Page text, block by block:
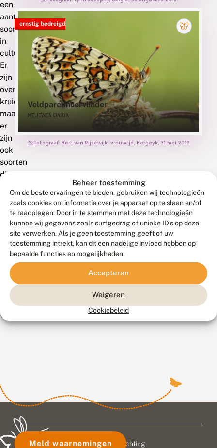
Beheer toestemming
Om de beste ervaringen te bieden, gebruiken wij technologieën
zoals cookies om informatie over je apparaat op te slaan en/of
te raadplegen. Door in te stemmen met deze technologieën
kunnen wij gegevens zoals surfgedrag of unieke ID's op deze
site verwerken. Als je geen toestemming geeft of uw
toestemming intrekt, kan dit een nadelige invloed hebben op
bepaalde functies en mogelijkheden.
Accepteren
Weigeren
Cookiebeleid
een
aantal
soorten
in
cultuur.
Er
zijn
overblijvende
kruiden
maar
er
zijn
ook
soorten
die
Wereldwijd
zijn
meer
dan
soorten
bekend.
(Bron:
Wikipedia)
ernstig bedreigd
Veldparelmoervlinder
MELITAEA CINXIA
Fotograaf: Bert van Rijsewijk, vrouwtje, Bergeyk, 31 mei 2019
Meld waarnemingen
© 2026 Vlinderstichting